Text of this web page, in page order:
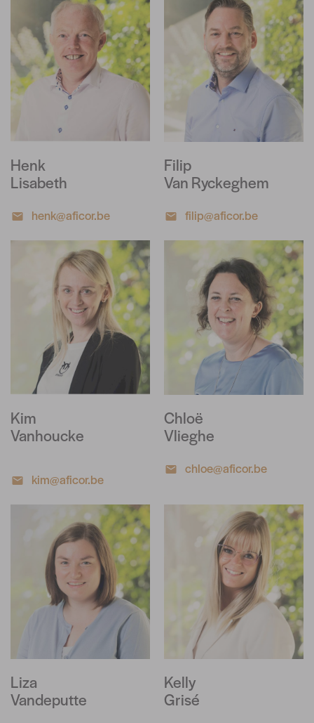
Henk
Lisabeth
henk@aficor.be
Filip
Van Ryckeghem
filip@aficor.be
Kim
Vanhoucke
kim@aficor.be
Chloë
Vlieghe
chloe@aficor.be
Liza
Vandeputte
Kelly
Grisé